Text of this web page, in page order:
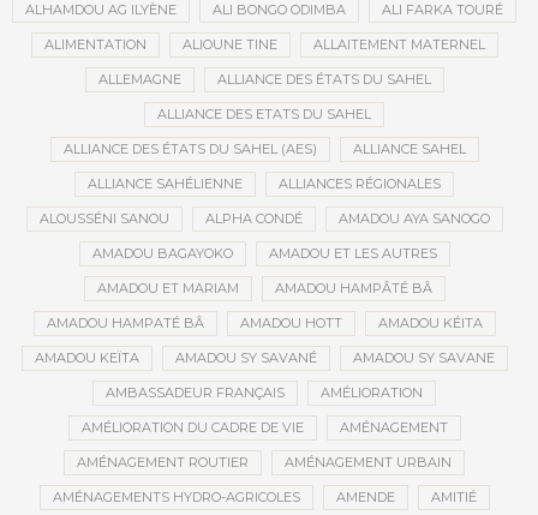
ALHAMDOU AG ILYÈNE ALI BONGO ODIMBA ALI FARKA TOURÉ
ALIMENTATION ALIOUNE TINE ALLAITEMENT MATERNEL
ALLEMAGNE ALLIANCE DES ÉTATS DU SAHEL
ALLIANCE DES ETATS DU SAHEL
ALLIANCE DES ÉTATS DU SAHEL (AES) ALLIANCE SAHEL
ALLIANCE SAHÉLIENNE ALLIANCES RÉGIONALES
ALOUSSÉNI SANOU ALPHA CONDÉ AMADOU AYA SANOGO
AMADOU BAGAYOKO AMADOU ET LES AUTRES
AMADOU ET MARIAM AMADOU HAMPÂTÉ BÂ
AMADOU HAMPATÉ BÂ AMADOU HOTT AMADOU KÉITA
AMADOU KEÏTA AMADOU SY SAVANÉ AMADOU SY SAVANE
AMBASSADEUR FRANÇAIS AMÉLIORATION
AMÉLIORATION DU CADRE DE VIE AMÉNAGEMENT
AMÉNAGEMENT ROUTIER AMÉNAGEMENT URBAIN
AMÉNAGEMENTS HYDRO-AGRICOLES AMENDE AMITIÉ